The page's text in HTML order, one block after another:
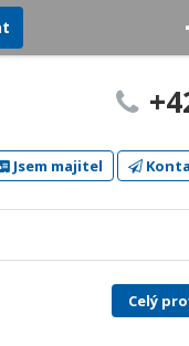
Jsem majitel
Celý